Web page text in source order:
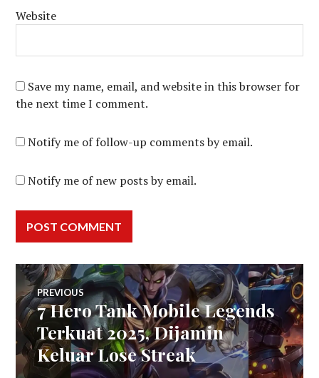
Website
Save my name, email, and website in this browser for
the next time I comment.
Notify me of follow-up comments by email.
Notify me of new posts by email.
Post
navigation
PREVIOUS
Previous
post:
7 Hero Tank Mobile Legends
Terkuat 2025, Dijamin
Keluar Lose Streak